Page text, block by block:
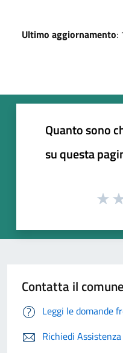
Ultimo aggiornamento:
Quanto sono
su questa
Contatta il comune
Leggi le domande
Richiedi Assistenza